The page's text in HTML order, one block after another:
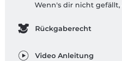
Wenn's dir nicht gefällt,
Rückgaberecht
Video Anleitung